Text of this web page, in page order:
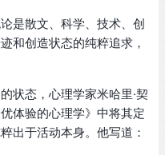
是散文、科学、技术、创
和创造状态的纯粹追求，
状态，心理学家米哈里·契
体验的心理学》中将其定
出于活动本身。他写道：